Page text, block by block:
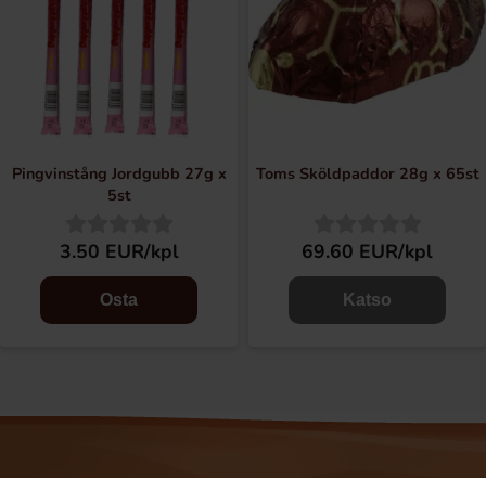
Pingvinstång Jordgubb 27g x
5st
3.50 EUR/kpl
Osta
Toms Sköldpaddor 28g x 65st
69.60 EUR/kpl
Katso